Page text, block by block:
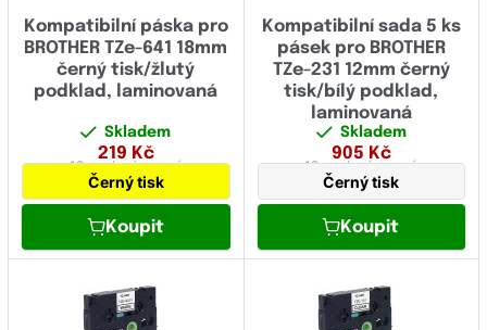
Kompatibilní páska pro
BROTHER TZe-641 18mm
černý tisk/žlutý
podklad, laminovaná
Skladem
219 Kč
18 mmlaminovaná
Černý tisk
Koupit
Kompatibilní sada 5 ks
pásek pro BROTHER
TZe-231 12mm černý
tisk/bílý podklad,
laminovaná
Skladem
905 Kč
12 mmlaminovaná
Černý tisk
Koupit